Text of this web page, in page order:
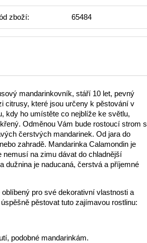
zboží: 65484
mandarinkovník, stáří 10 let, pevný
citrusy, které jsou určeny k pěstování v
kdy ho umístěte co nejblíže ke světlu,
Odměnou Vám bude rostoucí strom s
čerstvých mandarinek. Od jara do
zahradě. Mandarinka Calamondin je
na zimu dávat do chladnější
dužnina je naducaná, čerstvá a příjemné
pro své dekorativní vlastnosti a
pěstovat tuto zajímavou rostlinu:
podobné mandarinkám.